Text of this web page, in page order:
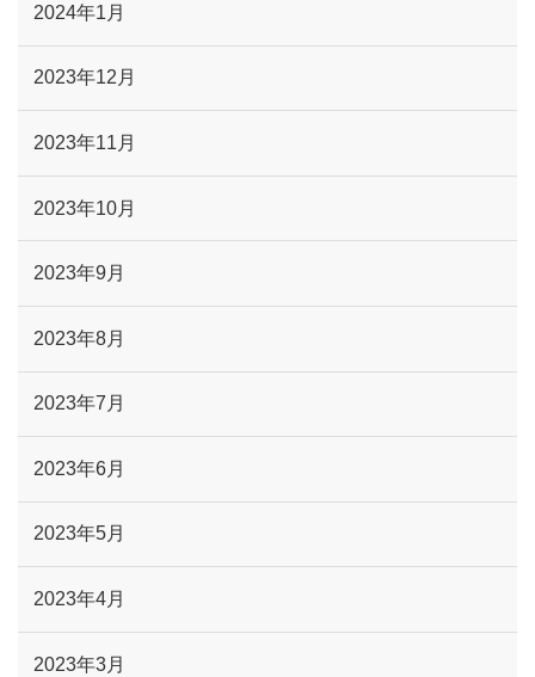
2024年1月
2023年12月
2023年11月
2023年10月
2023年9月
2023年8月
2023年7月
2023年6月
2023年5月
2023年4月
2023年3月